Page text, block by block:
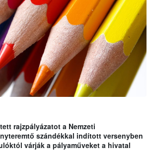
rajzpályázatot a Nemzeti
szándékkal indított versenyben
várják a pályaműveket a hivatal